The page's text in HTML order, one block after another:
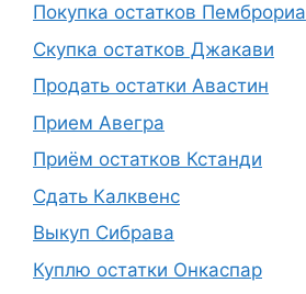
Покупка остатков Пемброриа
Скупка остатков Джакави
Продать остатки Авастин
Прием Авегра
Приём остатков Кстанди
Сдать Калквенс
Выкуп Сибрава
Куплю остатки Онкаспар